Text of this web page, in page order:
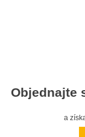
Objednajte
a